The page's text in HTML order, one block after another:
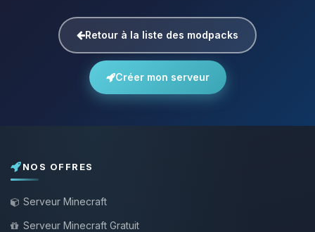
Retour à la liste des modpacks
Créer mon serveur
NOS OFFRES
Serveur Minecraft
Serveur Minecraft Gratuit